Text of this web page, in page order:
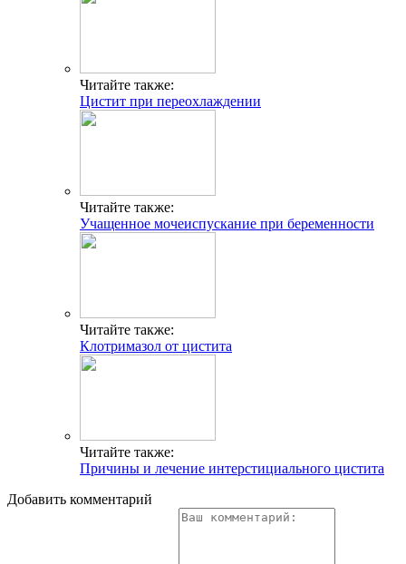
Читайте также:
Цистит при переохлаждении
Читайте также:
Учащенное мочеиспускание при беременности
Читайте также:
Клотримазол от цистита
Читайте также:
Причины и лечение интерстициального цистита
Добавить комментарий